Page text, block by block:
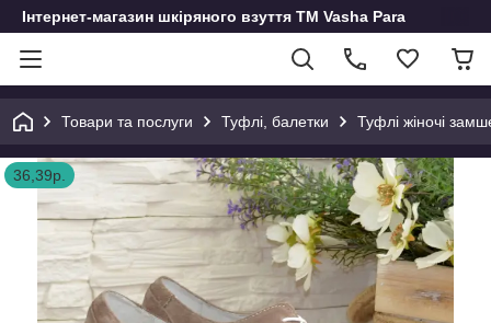
Інтернет-магазин шкіряного взуття ТМ Vasha Para
Товари та послуги Туфлі, балетки Туфлі жіночі
36,39р.